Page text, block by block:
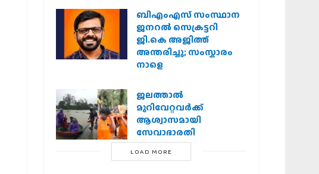
ബിഎംഎസ് സംസ്ഥാന
ജനറൽ സെക്രട്ടറി
ജി.കെ അജിത്ത്
അന്തരിച്ചു; സംസ്കാരം
നാളെ
ജലത്താല്‍
മുറിവേറ്റവര്‍ക്ക്
ആശ്വാസമായി
സേവാഭാരതി
LOAD MORE